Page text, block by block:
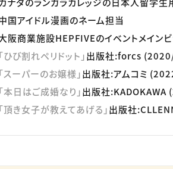
国アイドル漫画のネーム担当
阪商業施設HEPFIVEのイベントメイン
「ひび割れペリドット」出版社:forcs
「スーパーのお嬢様」出版社:アムコミ
「本日はご成婚なり」出版社
「頂き女子が教えてあげる」出版社